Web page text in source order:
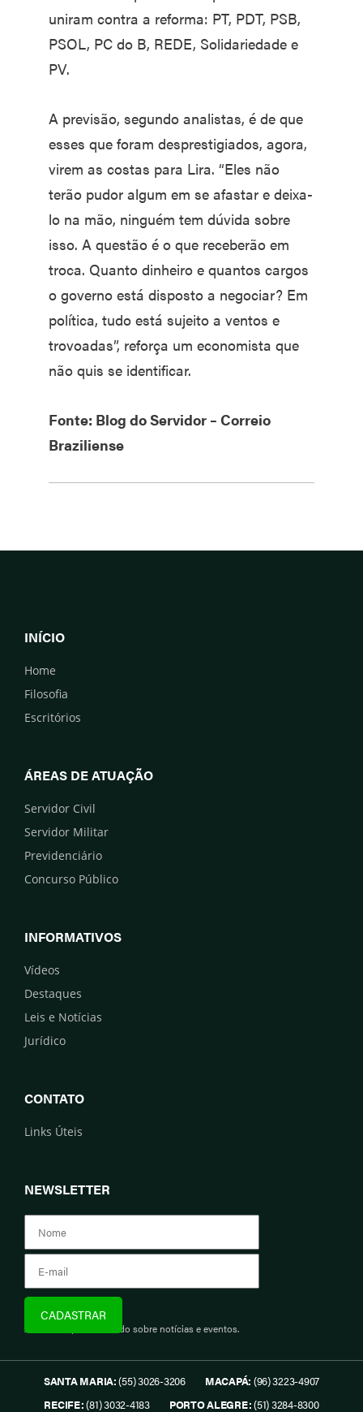
uniram contra a reforma: PT, PDT, PSB,
PSOL, PC do B, REDE, Solidariedade e
PV.
A previsão, segundo analistas, é de que
esses que foram desprestigiados, agora,
virem as costas para Lira. “Eles não
terão pudor algum em se afastar e deixa-
lo na mão, ninguém tem dúvida sobre
isso. A questão é o que receberão em
troca. Quanto dinheiro e quantos cargos
o governo está disposto a negociar? Em
política, tudo está sujeito a ventos e
trovoadas”, reforça um economista que
não quis se identificar.
Fonte: Blog do Servidor – Correio
Braziliense
INÍCIO
Home
Filosofia
Escritórios
ÁREAS DE ATUAÇÃO
Servidor Civil
Servidor Militar
Previdenciário
Concurso Público
INFORMATIVOS
Vídeos
Destaques
Leis e Notícias
Jurídico
CONTATO
Links Úteis
NEWSLETTER
Assine e fique informado sobre notícias e eventos.
SANTA MARIA:(55) 3026-3206 MACAPÁ: (96) 3223-4907
RECIFE:(81) 3032-4183 PORTO ALEGRE:(51) 3284-8300